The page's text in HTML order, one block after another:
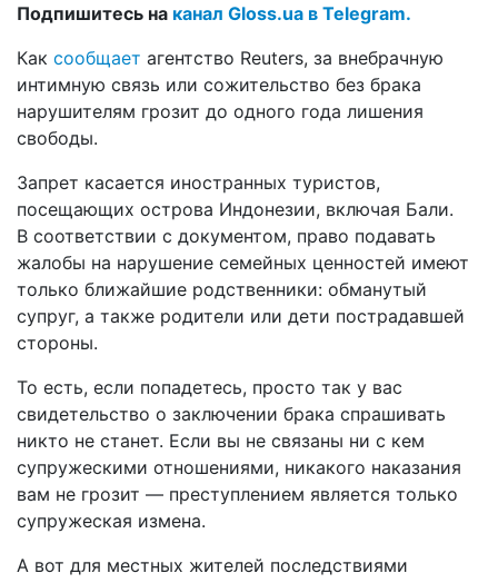
Подпишитесь на канал Gloss.ua в Telegram.
Как сообщает агентство Reuters, за внебрачную
интимную связь или сожительство без брака
нарушителям грозит до одного года лишения
свободы.
Запрет касается иностранных туристов,
посещающих острова Индонезии, включая Бали.
В соответствии с документом, право подавать
жалобы на нарушение семейных ценностей имеют
только ближайшие родственники: обманутый
супруг, а также родители или дети пострадавшей
стороны.
То есть, если попадетесь, просто так у вас
свидетельство о заключении брака спрашивать
никто не станет. Если вы не связаны ни с кем
супружескими отношениями, никакого наказания
вам не грозит — преступлением является только
супружеская измена.
А вот для местных жителей последствиями